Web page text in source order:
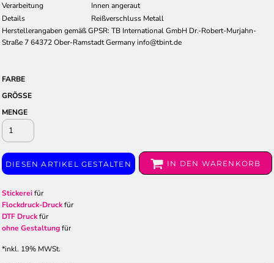
Verarbeitung
Innen angeraut
Details
Reißverschluss Metall
Herstellerangaben gemäß GPSR: TB International GmbH Dr.-Robert-Murjahn-
Straße 7 64372 Ober-Ramstadt Germany info@tbint.de
FARBE
GRÖSSE
MENGE
DIESEN ARTIKEL GESTALTEN IN DEN WARENKORB
Stickereifür
Flockdruck-Druckfür
DTF Druckfür
ohne Gestaltungfür
*inkl. 19% MWSt.